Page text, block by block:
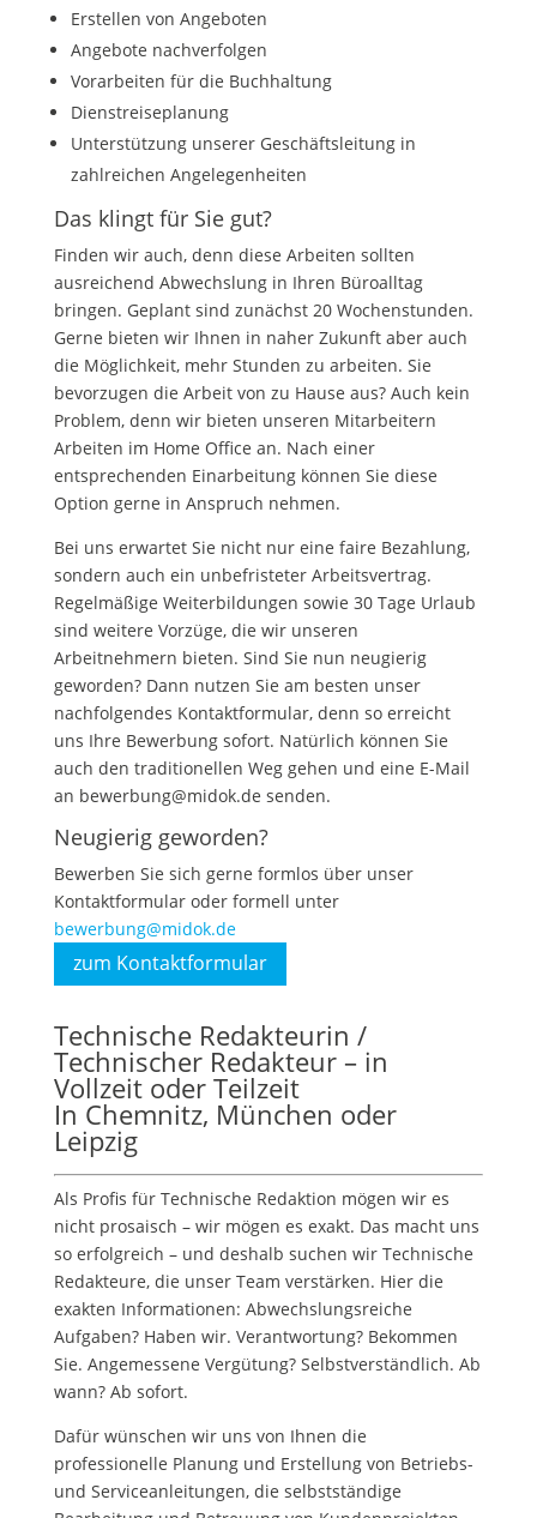
Erstellen von Angeboten
Angebote nachverfolgen
Vorarbeiten für die Buchhaltung
Dienstreiseplanung
Unterstützung unserer Geschäftsleitung in
zahlreichen Angelegenheiten
Das klingt für Sie gut?
Finden wir auch, denn diese Arbeiten sollten
ausreichend Abwechslung in Ihren Büroalltag
bringen. Geplant sind zunächst 20 Wochenstunden.
Gerne bieten wir Ihnen in naher Zukunft aber auch
die Möglichkeit, mehr Stunden zu arbeiten. Sie
bevorzugen die Arbeit von zu Hause aus? Auch kein
Problem, denn wir bieten unseren Mitarbeitern
Arbeiten im Home Office an. Nach einer
entsprechenden Einarbeitung können Sie diese
Option gerne in Anspruch nehmen.
Bei uns erwartet Sie nicht nur eine faire Bezahlung,
sondern auch ein unbefristeter Arbeitsvertrag.
Regelmäßige Weiterbildungen sowie 30 Tage Urlaub
sind weitere Vorzüge, die wir unseren
Arbeitnehmern bieten. Sind Sie nun neugierig
geworden? Dann nutzen Sie am besten unser
nachfolgendes Kontaktformular, denn so erreicht
uns Ihre Bewerbung sofort. Natürlich können Sie
auch den traditionellen Weg gehen und eine E-Mail
an bewerbung@midok.de senden.
Neugierig geworden?
Bewerben Sie sich gerne formlos über unser
Kontaktformular oder formell unter
bewerbung@midok.de
zum Kontaktformular
Technische Redakteurin /
Technischer Redakteur – in
Vollzeit oder Teilzeit
In Chemnitz, München oder
Leipzig
Als Profis für Technische Redaktion mögen wir es
nicht prosaisch – wir mögen es exakt. Das macht uns
so erfolgreich – und deshalb suchen wir Technische
Redakteure, die unser Team verstärken. Hier die
exakten Informationen: Abwechslungsreiche
Aufgaben? Haben wir. Verantwortung? Bekommen
Sie. Angemessene Vergütung? Selbstverständlich. Ab
wann? Ab sofort.
Dafür wünschen wir uns von Ihnen die
professionelle Planung und Erstellung von Betriebs-
und Serviceanleitungen, die selbstständige